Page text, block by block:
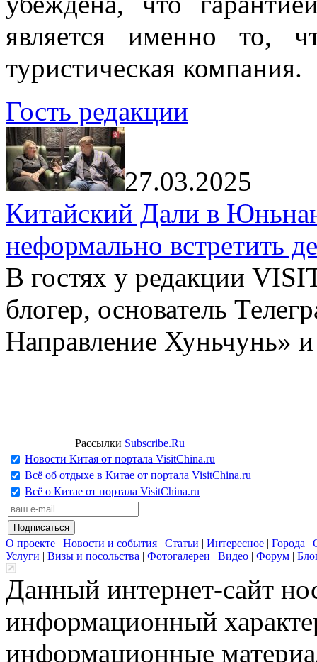
является именно то,
туристическая компания.
Гость редакции
27.03.2025
Китайский Дали в
неформально встретить
В гостях у редакции
блогер, основатель
Направление Хуньчунь»
Рассылки Subscribe.Ru
Новости Китая от портала VisitChina.ru
Всё об отдыхе в Китае от портала VisitChina.ru
Всё о Китае от портала VisitChina.ru
О проекте | Новости и события | Статьи | Интересное | Города |
Услуги | Визы и посольства | Фотогалереи | Видео | Форум |
Данный интернет-сайт
информационный
информационные